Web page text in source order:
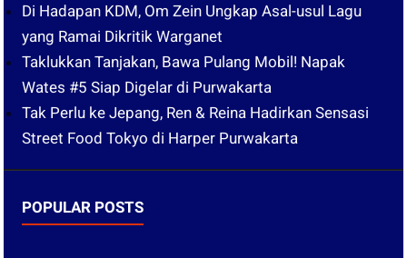
Di Hadapan KDM, Om Zein Ungkap Asal-usul Lagu
yang Ramai Dikritik Warganet
Taklukkan Tanjakan, Bawa Pulang Mobil! Napak
Wates #5 Siap Digelar di Purwakarta
Tak Perlu ke Jepang, Ren & Reina Hadirkan Sensasi
Street Food Tokyo di Harper Purwakarta
POPULAR POSTS